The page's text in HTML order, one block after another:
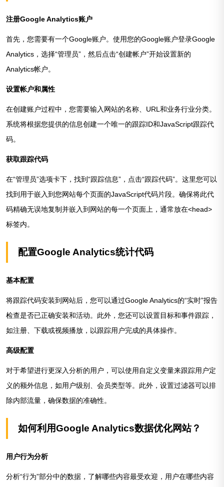
注册Google Analytics账户
首先，您需要有一个Google账户。使用您的Google账户登录Google
Analytics，选择“管理员”，然后点击“创建帐户”开始设置新的
Analytics帐户。
设置帐户和属性
在创建账户过程中，您需要输入网站的名称、URL和业务行业分类。
系统将根据您提供的信息创建一个唯一的跟踪ID和JavaScript跟踪代
码。
获取跟踪代码
在“管理员”选项卡下，找到“跟踪信息”，点击“跟踪代码”。这里您可以
找到用于嵌入到您网站每个页面的JavaScript代码片段。确保将此代
码精确无误地复制并嵌入到网站的每一个页面上，通常放在<head>
标签内。
配置Google Analytics统计代码
基本配置
将跟踪代码安装到网站后，您可以通过Google Analytics的“实时”报告
检查是否已正确安装和活动。此外，您还可以设置目标和事件跟踪，
如注册、下载或视频播放，以跟踪用户完成的具体操作。
高级配置
对于希望进行更深入分析的用户，可以使用自定义变量来跟踪用户定
义的额外信息，如用户级别、会员类型等。此外，设置过滤器可以排
除内部流量，确保数据的准确性。
如何利用Google Analytics数据优化网站？
用户行为分析
分析“行为”部分中的数据，了解哪些内容最受欢迎，用户在哪些内容